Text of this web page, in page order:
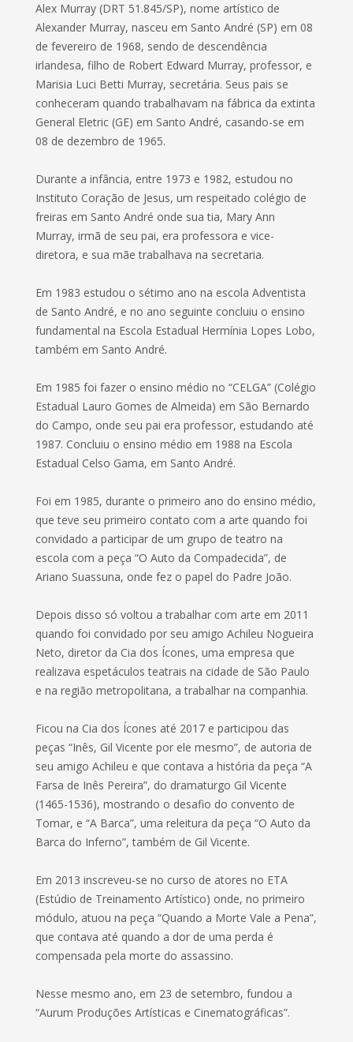
Alex Murray (DRT 51.845/SP), nome artístico de
Alexander Murray, nasceu em Santo André (SP) em 08
de fevereiro de 1968, sendo de descendência
irlandesa, filho de Robert Edward Murray, professor, e
Marisia Luci Betti Murray, secretária. Seus pais se
conheceram quando trabalhavam na fábrica da extinta
General Eletric (GE) em Santo André, casando-se em
08 de dezembro de 1965.
Durante a infância, entre 1973 e 1982, estudou no
Instituto Coração de Jesus, um respeitado colégio de
freiras em Santo André onde sua tia, Mary Ann
Murray, irmã de seu pai, era professora e vice-
diretora, e sua mãe trabalhava na secretaria.
Em 1983 estudou o sétimo ano na escola Adventista
de Santo André, e no ano seguinte concluiu o ensino
fundamental na Escola Estadual Hermínia Lopes Lobo,
também em Santo André.
Em 1985 foi fazer o ensino médio no “CELGA” (Colégio
Estadual Lauro Gomes de Almeida) em São Bernardo
do Campo, onde seu pai era professor, estudando até
1987. Concluiu o ensino médio em 1988 na Escola
Estadual Celso Gama, em Santo André.
Foi em 1985, durante o primeiro ano do ensino médio,
que teve seu primeiro contato com a arte quando foi
convidado a participar de um grupo de teatro na
escola com a peça “O Auto da Compadecida”, de
Ariano Suassuna, onde fez o papel do Padre João.
Depois disso só voltou a trabalhar com arte em 2011
quando foi convidado por seu amigo Achileu Nogueira
Neto, diretor da Cia dos Ícones, uma empresa que
realizava espetáculos teatrais na cidade de São Paulo
e na região metropolitana, a trabalhar na companhia.
Ficou na Cia dos Ícones até 2017 e participou das
peças “Inês, Gil Vicente por ele mesmo”, de autoria de
seu amigo Achileu e que contava a história da peça “A
Farsa de Inês Pereira”, do dramaturgo Gil Vicente
(1465-1536), mostrando o desafio do convento de
Tomar, e “A Barca”, uma releitura da peça “O Auto da
Barca do Inferno”, também de Gil Vicente.
Em 2013 inscreveu-se no curso de atores no ETA
(Estúdio de Treinamento Artístico) onde, no primeiro
módulo, atuou na peça “Quando a Morte Vale a Pena”,
que contava até quando a dor de uma perda é
compensada pela morte do assassino.
Nesse mesmo ano, em 23 de setembro, fundou a
“Aurum Produções Artísticas e Cinematográficas”.